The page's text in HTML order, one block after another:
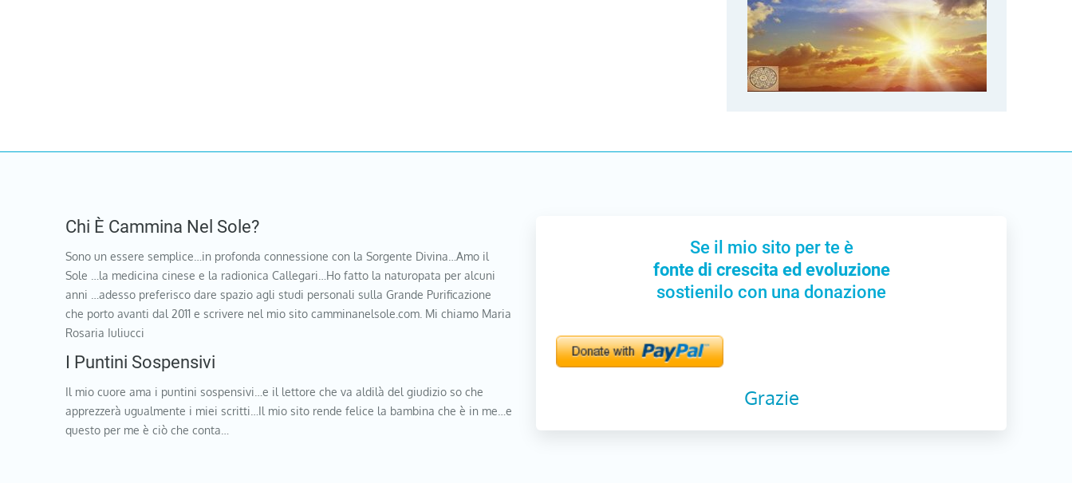
Chi È Cammina Nel Sole?
Sono un essere semplice…in profonda connessione con la Sorgente Divina…Amo il
Sole …la medicina cinese e la radionica Callegari…Ho fatto la naturopata per alcuni
anni …adesso preferisco dare spazio agli studi personali sulla Grande Purificazione
che porto avanti dal 2011 e scrivere nel mio sito camminanelsole.com. Mi chiamo Maria
Rosaria Iuliucci
I Puntini Sospensivi
Il mio cuore ama i puntini sospensivi…e il lettore che va aldilà del giudizio so che
apprezzerà ugualmente i miei scritti…Il mio sito rende felice la bambina che è in me…e
questo per me è ciò che conta…
Se il mio sito per te è
fonte di crescita ed evoluzione
sostienilo con una donazione
Grazie